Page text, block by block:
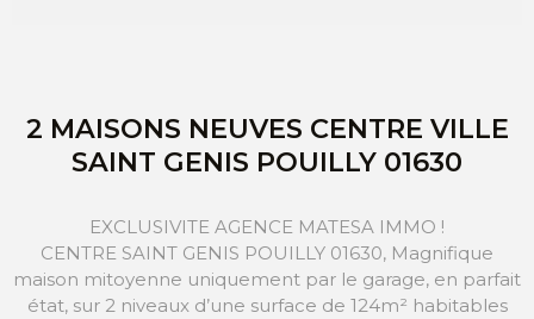
2 MAISONS NEUVES CENTRE VILLE
SAINT GENIS POUILLY 01630
EXCLUSIVITE AGENCE MATESA IMMO !
CENTRE SAINT GENIS POUILLY 01630, Magnifique
maison mitoyenne uniquement par le garage, en parfait
état, sur 2 niveaux d’une surface de 124m² habitables